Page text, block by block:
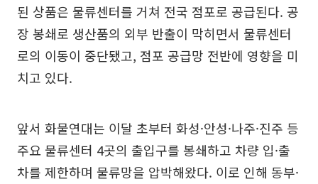
된 상품은 물류센터를 거쳐 전국 점포로 공급된다. 공
장 봉쇄로 생산품의 외부 반출이 막히면서 물류센터
로의 이동이 중단됐고, 점포 공급망 전반에 영향을 미
치고 있다.
앞서 화물연대는 이달 초부터 화성·안성·나주·진주 등
주요 물류센터 4곳의 출입구를 봉쇄하고 차량 입·출
차를 제한하며 물류망을 압박해왔다. 이로 인해 동부·